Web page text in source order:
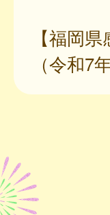
【福岡
（令和7